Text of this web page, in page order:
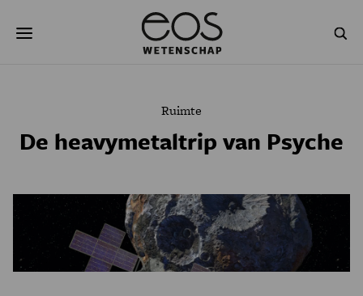
naar
PSYCHE & BREIN BLOGS
PODCAST AGENDA
Ruimte
De heavymetaltrip van Psyche